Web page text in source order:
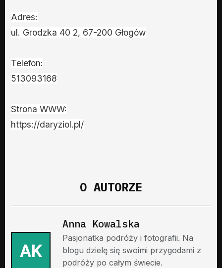
Adres:
ul. Grodzka 40 2, 67-200 Głogów
Telefon:
513093168
Strona WWW:
https://daryziol.pl/
O AUTORZE
AK
Anna Kowalska
Pasjonatka podróży i fotografii. Na
blogu dzielę się swoimi przygodami z
podróży po całym świecie.